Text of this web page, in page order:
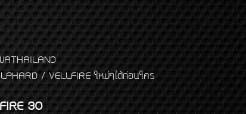
/ VELLFIRE ใหม่ๆได้ก่อนใคร
30